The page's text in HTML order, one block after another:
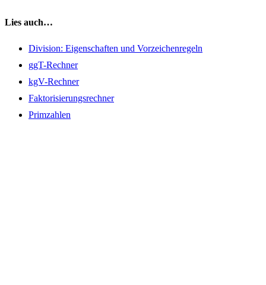
Lies auch…
Division: Eigenschaften und Vorzeichenregeln
ggT-Rechner
kgV-Rechner
Faktorisierungsrechner
Primzahlen